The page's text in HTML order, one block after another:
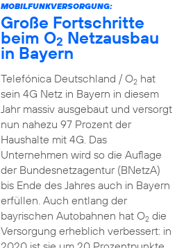
MOBILFUNKVERSORGUNG:
Große Fortschritte
beim O2 Netzausbau
in Bayern
Telefónica Deutschland / O2hat
sein 4G Netz in Bayern in diesem
Jahr massiv ausgebaut und versorgt
nun nahezu 97 Prozent der
Haushalte mit 4G. Das
Unternehmen wird so die Auflage
der Bundesnetzagentur (BNetzA)
bis Ende des Jahres auch in Bayern
erfüllen. Auch entlang der
bayrischen Autobahnen hat O2die
Versorgung erheblich verbessert: in